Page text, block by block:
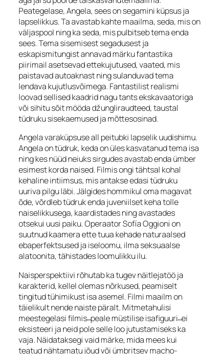
Peategelase, Angela, sees on segamini küpsus ja
lapselikkus. Ta avastab kahte maailma, seda, mis on
väljaspool ning ka seda, mis pulbitseb tema enda
sees. Tema sisemisest segadusest ja
eskapismitungist annavad märku fantastika
piirimail asetsevad ettekujutused, vaated, mis
paistavad autoaknast ning sulanduvad tema
lendava kujutlusvõimega. Fantastilist realismi
loovad sellised kaadrid nagu tants ekskavaatoriga
või sihitu sõit mööda džungliraudteed, taustal
tüdruku sisekaemused ja mõttesosinad.
Angela varaküpsuse all peitubki lapselik uudishimu.
Angela on tüdruk, keda on üles kasvatanud tema isa
ning kes nüüd neiuks sirgudes avastab enda ümber
esimest korda naised. Filmis ongi tähtsal kohal
kehaline intiimsus, mis antakse edasi tüdruku
uuriva pilgu läbi. Jälgides hommikul oma magavat
õde, võrdleb tüdruk enda juveniilset keha tolle
naiselikkusega, kaardistades ning avastades
otsekui uusi paiku. Operaator Sofía Oggioni on
suutnud kaamera ette tuua kehade naturaalsed
ebaperfektsused ja iseloomu, ilma seksuaalse
alatoonita, tähistades loomulikku ilu.
Naisperspektiivi rõhutab ka tugev näitlejatöö ja
karakterid, kellel olemas nõrkused, peamiselt
tingitud tühimikust isa asemel. Filmi maailm on
täielikult nende naiste päralt. Mitmetahulisi
meestegelasi filmis ̶ peale müstilise isafiguuri ̶ ei
eksisteeri ja neid pole selle loo jutustamiseks ka
vaja. Näidataksegi vaid märke, mida mees kui
teatud nähtamatu jõud või ümbritsevmacho-